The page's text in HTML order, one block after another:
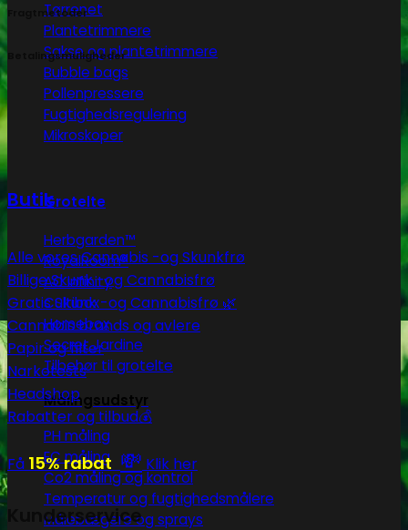
Tørrenet
Plantetrimmere
Sakse og plantetrimmere
Bubble bags
Pollenpressere
Fugtighedsregulering
Mikroskoper
Grotelte
Herbgarden™
RoyalRoom®
AC infinity
Cultibox
Homebox
Secret Jardine
Tilbehør til grotelte
Målingsudstyr
PH måling
EC måling
Co2 måling og kontrol
Temperatur og fugtighedsmålere
Målebægere og sprays
Fragtmetoder
Betalingsmuligheder
Butik
Alle vores Cannabis -og Skunkfrø
Billige Skunk -og Cannabisfrø
Gratis Skunk -og Cannabisfrø 🌿
Cannabis brands og avlere
Papir og filter
Narkotests
Headshop
Rabatter og tilbud💰
Få 15% rabat 💸 Klik her
Kunderservice